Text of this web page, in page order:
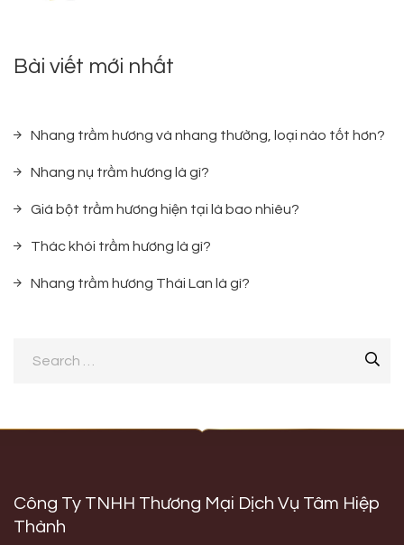
Bài viết mới nhất
Nhang trầm hương và nhang thường, loại nào tốt hơn?
Nhang nụ trầm hương là gì?
Giá bột trầm hương hiện tại là bao nhiêu?
Thác khói trầm hương là gì?
Nhang trầm hương Thái Lan là gì?
Công Ty TNHH Thương Mại Dịch Vụ Tâm Hiệp
Thành